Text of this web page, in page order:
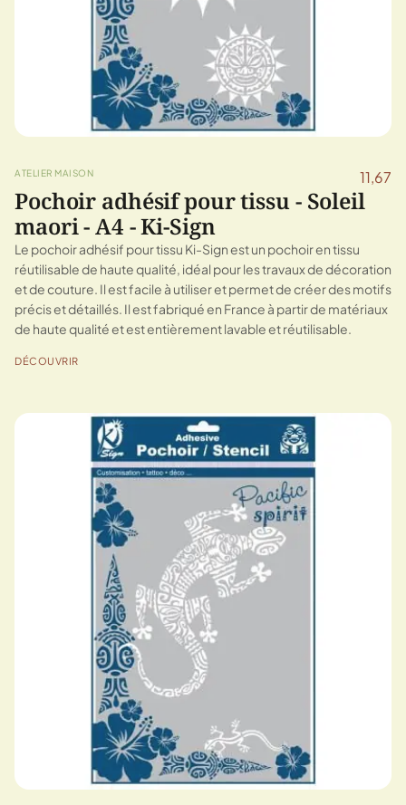
ATELIER MAISON 11,67
Pochoir adhésif pour tissu - Soleil
maori - A4 - Ki-Sign
Le pochoir adhésif pour tissu Ki-Sign est un pochoir en tissu
réutilisable de haute qualité, idéal pour les travaux de décoration
et de couture. Il est facile à utiliser et permet de créer des motifs
précis et détaillés. Il est fabriqué en France à partir de matériaux
de haute qualité et est entièrement lavable et réutilisable.
DÉCOUVRIR